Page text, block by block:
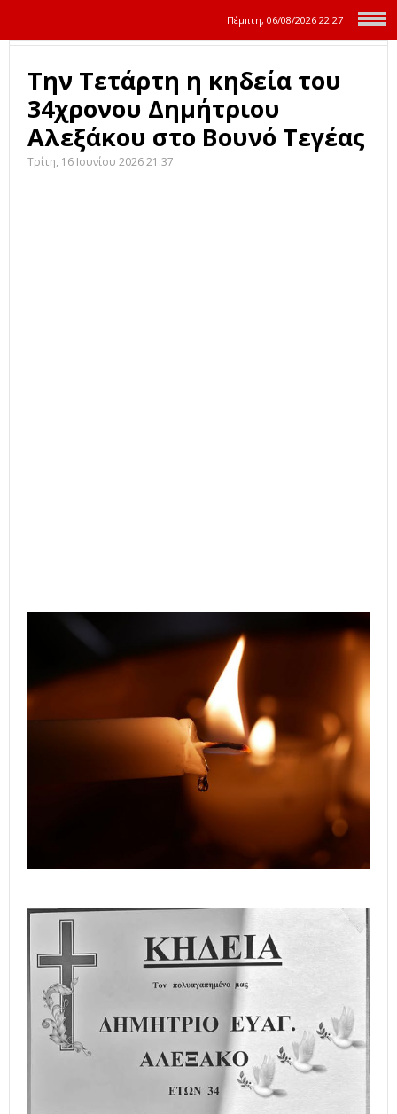
Πέμπτη, 06/08/2026 22:27
Την Τετάρτη η κηδεία του
34χρονου Δημήτριου
Αλεξάκου στο Βουνό Τεγέας
Τρίτη, 16 Ιουνίου 2026 21:37